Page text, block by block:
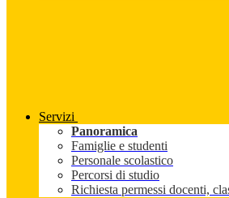
Servizi
Panoramica
Famiglie e studenti
Personale scolastico
Percorsi di studio
Richiesta permessi docenti,